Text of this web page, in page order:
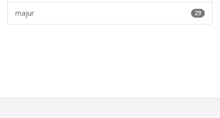
29
majur